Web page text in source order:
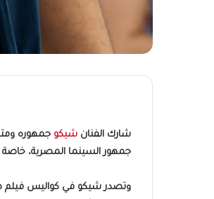
شارك الفنان شيكو
جمهور السينما المصرية، خاصة
وتصدر شيكو في كواليس فيلم